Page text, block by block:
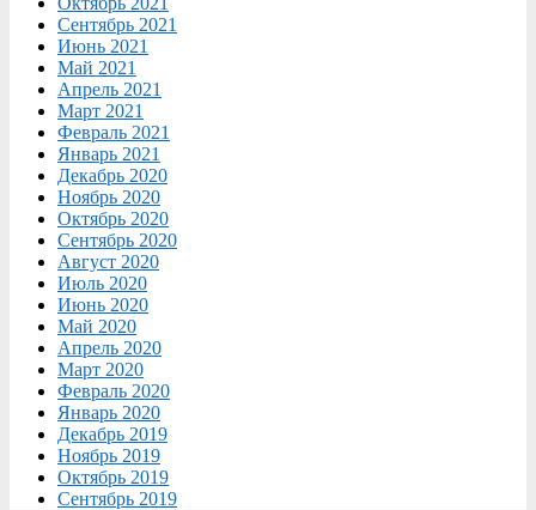
Сентябрь 2021
Июнь 2021
Май 2021
Апрель 2021
Март 2021
Февраль 2021
Январь 2021
Декабрь 2020
Ноябрь 2020
Октябрь 2020
Сентябрь 2020
Август 2020
Июль 2020
Июнь 2020
Май 2020
Апрель 2020
Март 2020
Февраль 2020
Январь 2020
Декабрь 2019
Ноябрь 2019
Октябрь 2019
Сентябрь 2019